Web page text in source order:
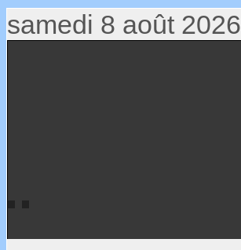
samedi 8 août 2026